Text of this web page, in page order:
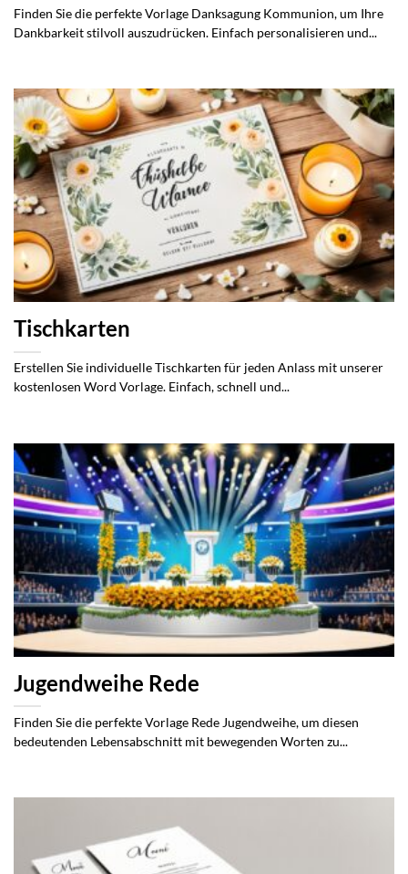
Finden Sie die perfekte Vorlage Danksagung Kommunion, um Ihre
Dankbarkeit stilvoll auszudrücken. Einfach personalisieren und...
Tischkarten
Erstellen Sie individuelle Tischkarten für jeden Anlass mit unserer
kostenlosen Word Vorlage. Einfach, schnell und...
Jugendweihe Rede
Finden Sie die perfekte Vorlage Rede Jugendweihe, um diesen
bedeutenden Lebensabschnitt mit bewegenden Worten zu...